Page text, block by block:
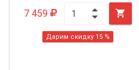
7 459 
Дарим скидку 15 %